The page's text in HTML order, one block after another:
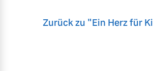
Zurück zu "Ein Herz für